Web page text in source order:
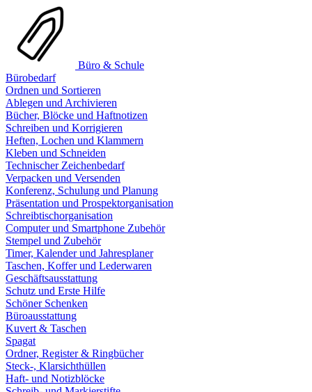
Büro & Schule
Bürobedarf
Ordnen und Sortieren
Ablegen und Archivieren
Bücher, Blöcke und Haftnotizen
Schreiben und Korrigieren
Heften, Lochen und Klammern
Kleben und Schneiden
Technischer Zeichenbedarf
Verpacken und Versenden
Konferenz, Schulung und Planung
Präsentation und Prospektorganisation
Schreibtischorganisation
Computer und Smartphone Zubehör
Stempel und Zubehör
Timer, Kalender und Jahresplaner
Taschen, Koffer und Lederwaren
Geschäftsausstattung
Schutz und Erste Hilfe
Schöner Schenken
Büroausstattung
Kuvert & Taschen
Spagat
Ordner, Register & Ringbücher
Steck-, Klarsichthüllen
Haft- und Notizblöcke